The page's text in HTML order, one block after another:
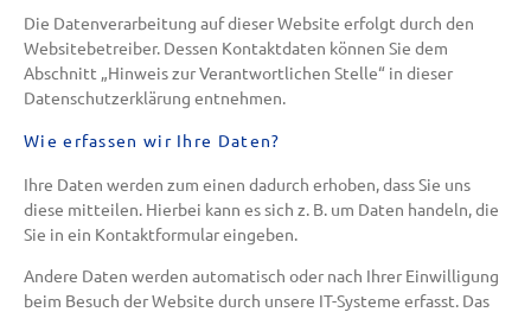
Die Datenverarbeitung auf dieser Website erfolgt durch den
Websitebetreiber. Dessen Kontaktdaten können Sie dem
Abschnitt „Hinweis zur Verantwortlichen Stelle“ in dieser
Datenschutzerklärung entnehmen.
Wie erfassen wir Ihre Daten?
Ihre Daten werden zum einen dadurch erhoben, dass Sie uns
diese mitteilen. Hierbei kann es sich z. B. um Daten handeln, die
Sie in ein Kontaktformular eingeben.
Andere Daten werden automatisch oder nach Ihrer Einwilligung
beim Besuch der Website durch unsere IT-Systeme erfasst. Das